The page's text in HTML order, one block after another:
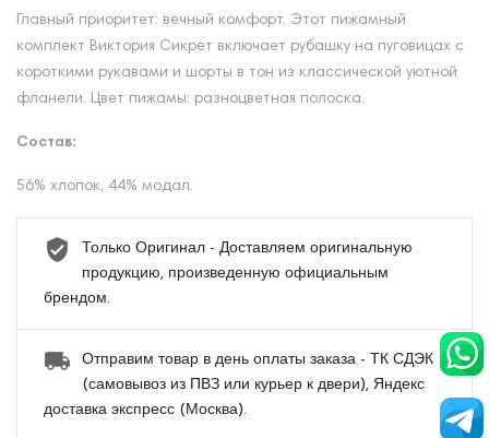
Главный приоритет: вечный комфорт. Этот пижамный
комплект Виктория Сикрет включает рубашку на пуговицах с
короткими рукавами и шорты в тон из классической уютной
фланели. Цвет пижамы: разноцветная полоска.
Состав:
56% хлопок, 44% модал.
Только Оригинал - Доставляем оригинальную
продукцию, произведенную официальным
брендом.
Отправим товар в день оплаты заказа - ТК СДЭК
(самовывоз из ПВЗ или курьер к двери), Яндекс
доставка экспресс (Москва).